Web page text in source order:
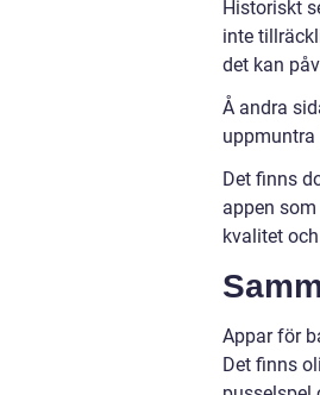
Historiskt
inte
det kan
Å andra
Det finns
appen
kvalitet
Appar för
Det finns